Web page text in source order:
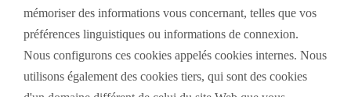
mémoriser des informations vous concernant, telles que vos
préférences linguistiques ou informations de connexion.
Nous configurons ces cookies appelés cookies internes. Nous
utilisons également des cookies tiers, qui sont des cookies